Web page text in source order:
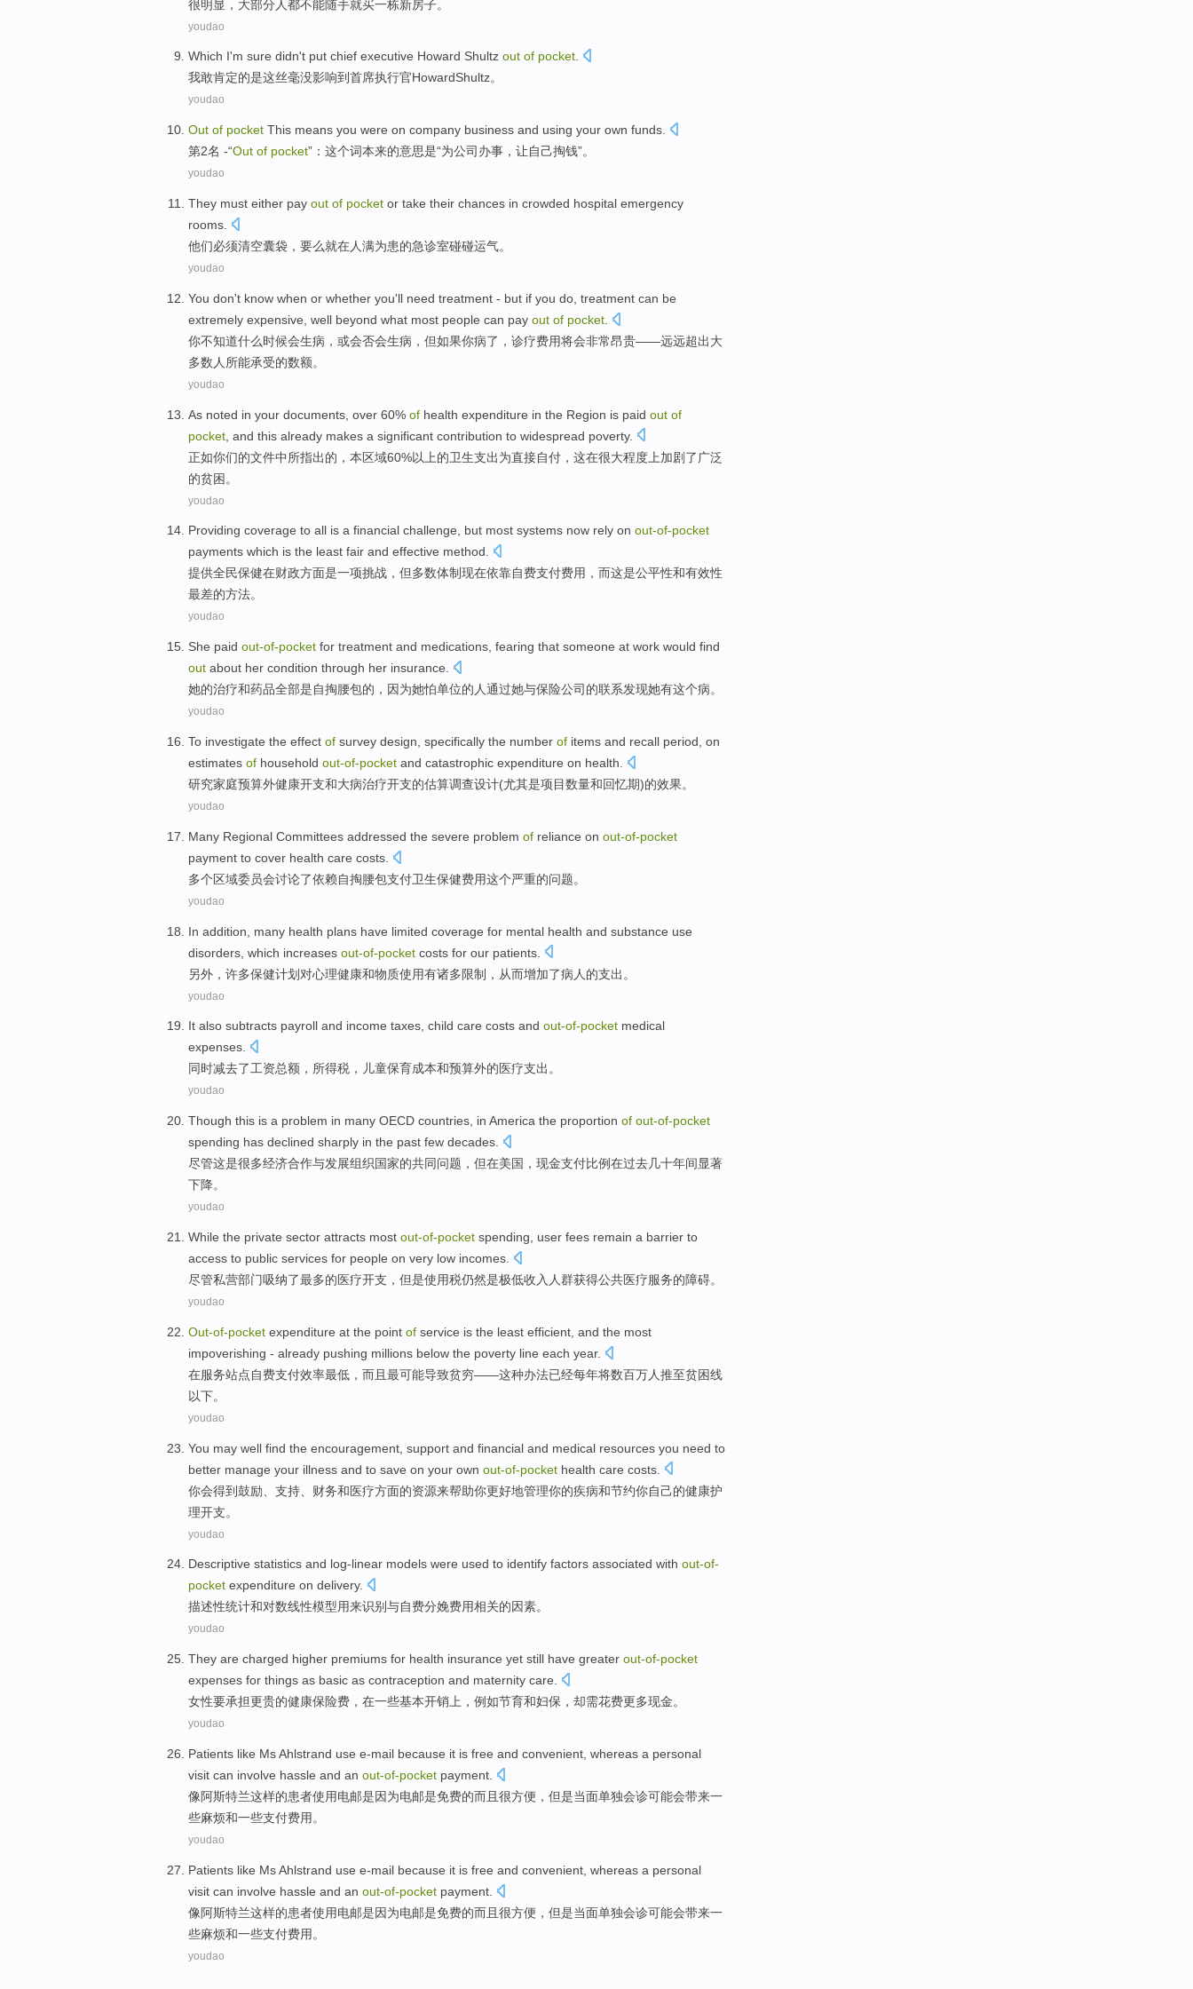
很明显 ， 大部分人都不能随手就买一栋新房子。
youdao
Which I'm sure didn't put chief executive Howard Shultz out of pocket.
我敢肯定的是这丝毫没影响到首席执行官HowardShultz。
youdao
Out of pocket This means you were on company business and using your own funds
第2名 -“Out of pocket”： 这个词本来的意思是“为公司 办事 ，让自己掏钱”。
youdao
They must either pay out of pocket or take their chances in crowded hospital emergency
rooms.
他们必须清空囊袋 ， 要么就在人满为患的急诊室碰碰运气。
youdao
You don't know when or whether you'll need treatment - but if you do, treatment can be
extremely expensive well beyond what most people can pay out of pocket
你不知道什么时候会生病 ， 或会否会生病， 但如果你病了， 诊疗费用将会非常昂贵——远远超出大
多数 人 所能承受的数额。
youdao
As noted in your documents , over 60% of health expenditure in the Region is paid out of
pocket , and this already makes a significant contribution to widespread poverty.
正如你们的文件中所指出的， 本区域60%以上的卫生支出为直接自付 ， 这在很大程度上加剧了 广泛
的贫困。
youdao
Providing coverage to all is a financial challenge, but most systems now rely on out-of-pocket
payments which is the least fair and effective method.
提供全民保健在财政方面是一项挑战 ， 但多数体制现在依靠自费支付费用 ， 而这是公平性和有效性
最差的方法。
youdao
She paid out-of-pocket for treatment and medications fearing that someone at work would find
out about her condition through her insurance
她的治疗和药品全部是自掏腰包的，因为她怕单位的 人通过她与保险公司 的联系发现她有这个病。
youdao
To investigate the effect of survey design specifically the number of items and recall period , on
estimates of household out-of-pocket and catastrophic expenditure on health
研究家庭预算外健康开支和大病治疗开支的估算调查设计(尤其是项目数量和回忆期)的效果。
youdao
Many Regional Committees addressed the severe problem of reliance on out-of-pocket
payment to cover health care costs
多个区域委员会讨论了依赖自掏腰包支付卫生保健费用这个严重的问题。
youdao
In addition many health plans have limited coverage for mental health and substance use
disorders, which increases out-of-pocket costs for our patients
另外 ， 许多保健计划对心理健康和物质使用有诸多限制 ， 从而增加了病人 的支出 。
youdao
It also subtracts payroll and income taxes, child care costs and out-of-pocket medical
expenses.
同时减去了工资总额 ， 所得税 ， 儿童保育成本和预算外的医疗支出。
youdao
Though this is a problem in many OECD countries in America the proportion of out-of-pocket
spending has declined sharply in the past few decades
尽管这是很多经济合作与发展组织国家的共同问题 ，但在美国 ， 现金支付比例在过去几十年间显著
下降。
youdao
While the private sector attracts most out-of-pocket spending , user fees remain a barrier to
access to public services for people on very low incomes
尽管私营部门吸纳了最多的医疗开支 ，但是使用税仍然是极低收入人群获得公共医疗服务的障碍。
youdao
Out-of-pocket expenditure at the point of service is the least efficient and the most
impoverishing - already pushing millions below the poverty line each year.
在服务站点自费支付效率最低， 而且 最可能导致贫穷——这种办法已经每年将数百万人推至贫困线
以下。
youdao
You may well find the encouragement support and financial and medical resources you need to
better manage your illness and to save on your own out-of-pocket health care costs
你会得到鼓励 支持 财务和医疗方面的资源来帮助你更好地管理你的疾病和节约你自己的健康护
理开支。
youdao
Descriptive statistics and log-linear models were used to identify factors associated with out-of-
pocket expenditure on delivery.
描述性统计和对数线性模型用来识别与自费分娩费用相关的因素。
youdao
They are charged higher premiums for health insurance yet still have greater out-of-pocket
expenses for things as basic as contraception and maternity care.
女性要承担更贵的健康保险费 ， 在一些基本开销 上， 例如节育和妇保 ， 却需花费更多现金。
youdao
Patients like Ms Ahlstrand use e-mail because it is free and convenient whereas a personal
visit can involve hassle and an out-of-pocket payment
像阿斯特兰这样的患者使用电邮是因为电邮是免费的而且 很方便 ， 但是当面单独会诊可能会带来一
些麻烦和一些支付费用 。
youdao
Patients like Ms Ahlstrand use e-mail because it is free and convenient whereas a personal
visit can involve hassle and an out-of-pocket payment
像阿斯特兰这样的患者使用电邮是因为电邮是免费的而且 很方便 ， 但是当面单独会诊可能会带来一
些麻烦和一些支付费用 。
youdao